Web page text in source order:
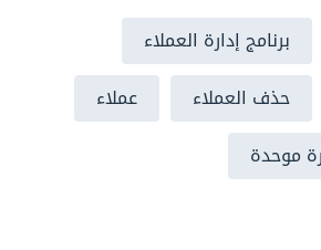
برنامج إدارة العملاء
حذف العملاء
عملاء
موحدة